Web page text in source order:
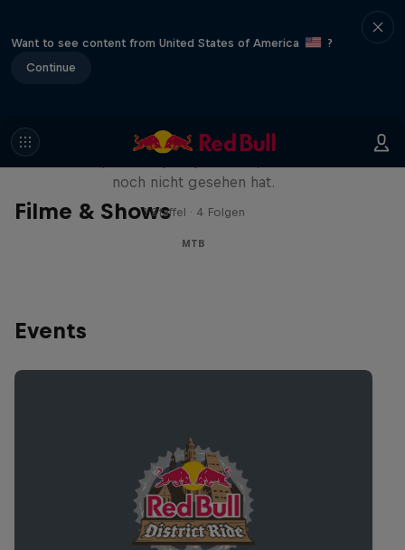
Want to see content from United States of America
?
Continue
Filme & Shows
Jones
noch nicht gesehen hat.
1 Staffel · 4 Folgen
MTB
Events